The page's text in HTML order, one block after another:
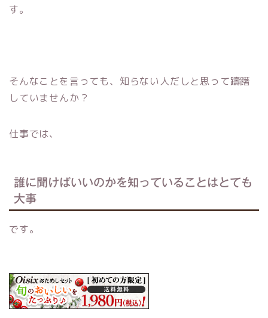
す。
そんなことを言っても、知らない人だしと思って躊躇
していませんか？
仕事では、
誰に聞けばいいのかを知っていることはとても
大事
です。